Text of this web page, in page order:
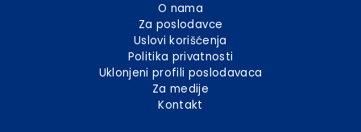
O nama
Za poslodavce
Uslovi korišćenja
Politika privatnosti
Uklonjeni profili poslodavaca
Za medije
Kontakt